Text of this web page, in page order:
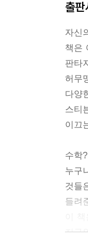
출
자신
책은
판타
허무
다양
스티
이끄
수학
누구
것들
들려
지구